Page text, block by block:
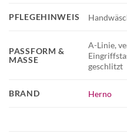
BRAND Herno
PFLEGEHINWEIS
PASSFORM &
MASSE
A-Linie,
geschlitzt